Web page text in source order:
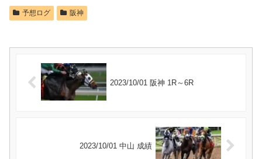
予想ログ 阪神
2023/10/01 阪神 1R～6R
2023/10/01 中山 成績